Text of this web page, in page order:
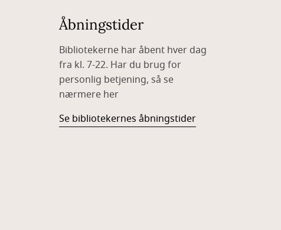
Åbningstider
Bibliotekerne har åbent hver dag
fra kl. 7-22. Har du brug for
personlig betjening, så se
nærmere her
Se bibliotekernes åbningstider